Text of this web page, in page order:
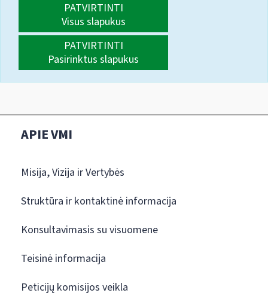
PATVIRTINTI
Visus slapukus
PATVIRTINTI
Pasirinktus slapukus
APIE VMI
Misija, Vizija ir Vertybės
Struktūra ir kontaktinė informacija
Konsultavimasis su visuomene
Teisinė informacija
Peticijų komisijos veikla